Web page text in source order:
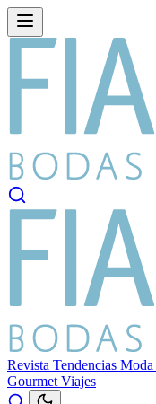
Revista Tendencias Moda
Gourmet Viajes